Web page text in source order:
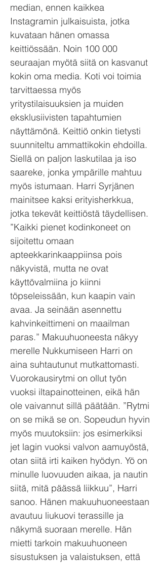
median, ennen kaikkea
Instagramin julkaisuista, jotka
kuvataan hänen omassa
keittiössään. Noin 100 000
seuraajan myötä siitä on kasvanut
kokin oma media. Koti voi toimia
tarvittaessa myös
yritystilaisuuksien ja muiden
eksklusiivisten tapahtumien
näyttämönä. Keittiö onkin tietysti
suunniteltu ammattikokin ehdoilla.
Siellä on paljon laskutilaa ja iso
saareke, jonka ympärille mahtuu
myös istumaan. Harri Syrjänen
mainitsee kaksi erityisherkkua,
jotka tekevät keittiöstä täydellisen.
”Kaikki pienet kodinkoneet on
sijoitettu omaan
apteekkarinkaappiinsa pois
näkyvistä, mutta ne ovat
käyttövalmiina jo kiinni
töpseleissään, kun kaapin vain
avaa. Ja seinään asennettu
kahvinkeittimeni on maailman
paras.” Makuuhuoneesta näkyy
merelle Nukkumiseen Harri on
aina suhtautunut mutkattomasti.
Vuorokausirytmi on ollut työn
vuoksi iltapainotteinen, eikä hän
ole vaivannut sillä päätään. ”Rytmi
on se mikä se on. Sopeudun hyvin
myös muutoksiin: jos esimerkiksi
jet lagin vuoksi valvon aamuyöstä,
otan siitä irti kaiken hyödyn. Yö on
minulle luovuuden aikaa, ja nautin
siitä, mitä päässä liikkuu”, Harri
sanoo. Hänen makuuhuoneestaan
avautuu liukuovi terassille ja
näkymä suoraan merelle. Hän
mietti tarkoin makuuhuoneen
sisustuksen ja valaistuksen, että